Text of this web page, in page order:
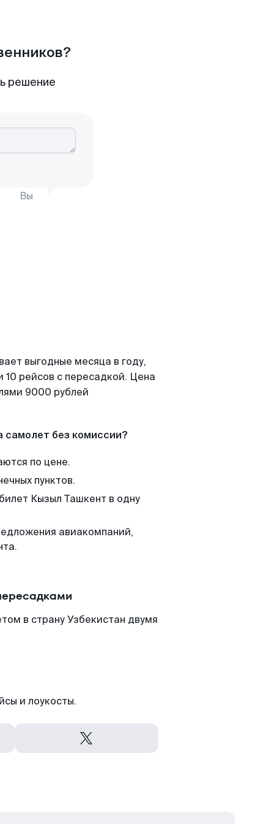
решение
Вы
выгодные месяца в году,
рейсов с пересадкой. Цена
9000 рублей
самолет без комиссии?
по цене.
пунктов.
Кызыл Ташкент в одну
авиакомпаний,
в страну Узбекистан двумя
и лоукосты.